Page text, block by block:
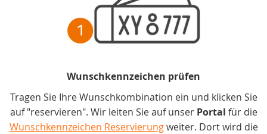
Wunschkennzeichen prüfen
Tragen Sie Ihre Wunschkombination ein und klicken Sie
auf "reservieren". Wir leiten Sie auf unser Portal für die
Wunschkennzeichen Reservierungweiter. Dort wird die